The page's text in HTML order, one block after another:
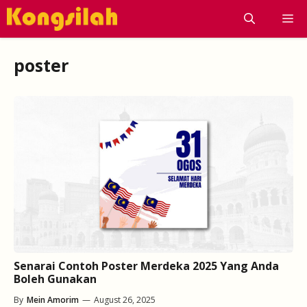
Skip
poster
Senarai Contoh Poster Merdeka 2025 Yang Anda
Boleh Gunakan
By Mein Amorim — August 26, 2025